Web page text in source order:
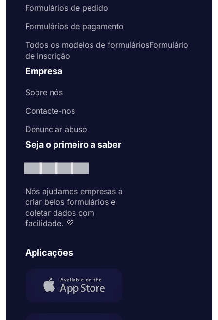
Formulários de pedido
Formulários de pagamento
Todos os modelos de formuláriosFormulário
de Inscrição
Empresa
Sobre nós
Contacte-nos
Denunciar abuso
Seja o primeiro a saber
Nós ajudamos empresas a
criar belos formulários e
coletar dados com
facilidade. 💜
Aplicações